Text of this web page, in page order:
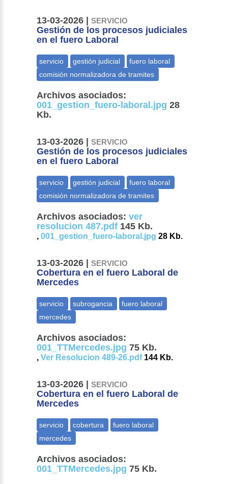
13-03-2026 |SERVICIO
Gestión de los procesos judiciales
en el fuero Laboral
Archivos asociados:
001_gestion_fuero-laboral.jpg 28
Kb.
13-03-2026 |SERVICIO
Gestión de los procesos judiciales
en el fuero Laboral
Archivos asociados: ver
resolucion 487.pdf 145 Kb.
,001_gestion_fuero-laboral.jpg 28 Kb.
13-03-2026 |SERVICIO
Cobertura en el fuero Laboral de
Mercedes
Archivos asociados:
001_TTMercedes.jpg 75 Kb.
,Ver Resolucion 489-26.pdf144 Kb.
13-03-2026 |SERVICIO
Cobertura en el fuero Laboral de
Mercedes
Archivos asociados:
001_TTMercedes.jpg 75 Kb.